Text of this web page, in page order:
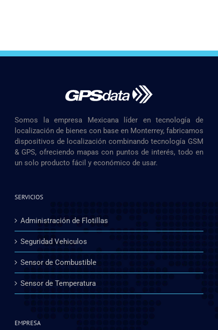
Somos la empresa Mexicana líder en tecnología de
localización de bienes con base en Monterrey, fabricamos
dispositivos de localización combinando tecnología GSM
& GPS, ofreciendo mapas con puntos de interés, todo en
un solo producto fácil y económico de usar.
SERVICIOS
Administración de Flotillas
Seguridad Vehiculos
Sensor de Combustible
Sensor de Temperatura
EMPRESA